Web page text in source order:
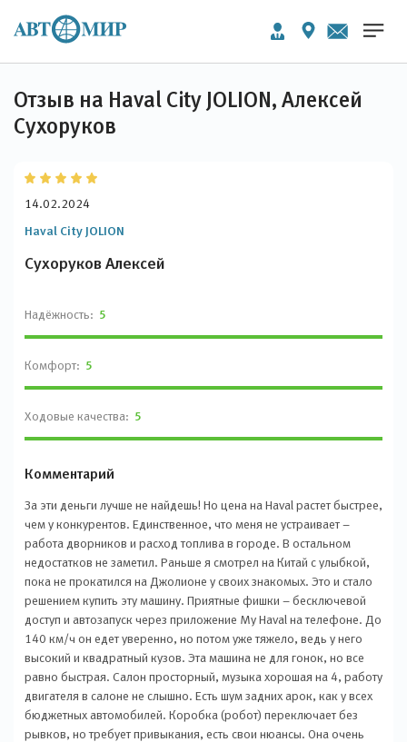
Отзыв на Haval City JOLION, Алексей
Сухоруков
Сухоруков Алексей
Haval City JOLION
14.02.2024
Надёжность: 5
Комфорт: 5
Ходовые качества: 5
Комментарий
За эти деньги лучше не найдешь! Но цена на Haval растет быстрее,
чем у конкурентов. Единственное, что меня не устраивает –
работа дворников и расход топлива в городе. В остальном
недостатков не заметил. Раньше я смотрел на Китай с улыбкой,
пока не прокатился на Джолионе у своих знакомых. Это и стало
решением купить эту машину. Приятные фишки – бесключевой
доступ и автозапуск через приложение My Haval на телефоне. До
140 км/ч он едет уверенно, но потом уже тяжело, ведь у него
высокий и квадратный кузов. Эта машина не для гонок, но все
равно быстрая. Салон просторный, музыка хорошая на 4, работу
двигателя в салоне не слышно. Есть шум задних арок, как у всех
бюджетных автомобилей. Коробка (робот) переключает без
рывков, но требует привыкания, есть свои нюансы. Она очень